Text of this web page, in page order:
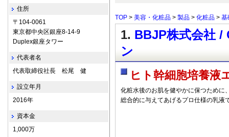
TOP > 美容・化粧品 > 製品 > 化粧品 > 基
1. BBJP株式会社
ン
ヒト幹細胞培養液
化粧水後のお肌を健やかに保つために
総合的に与えてあげるプロ仕様の乳液
住所
〒104-0061
東京都中央区銀座8-14-9
Duplex銀座タワー
代表者名
代表取締役社長 松尾 健
設立年月
2016年
資本金
1,000万